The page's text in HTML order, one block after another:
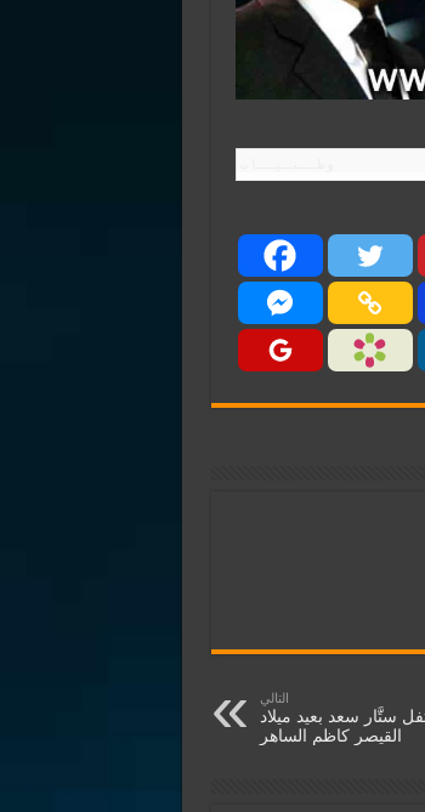
التالي
ستَّار سعد بعيد ميلاد
القيصر كاظم الساهر